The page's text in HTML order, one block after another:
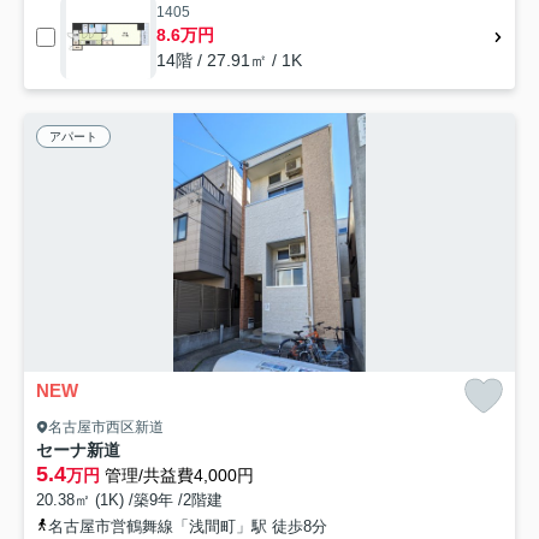
1405
8.6万円
14階 / 27.91㎡ / 1K
アパート
NEW
名古屋市西区新道
セーナ新道
5.4万円 管理/共益費4,000円
20.38㎡ (1K) /築9年 /2階建
名古屋市営鶴舞線「浅間町」駅 徒歩8分